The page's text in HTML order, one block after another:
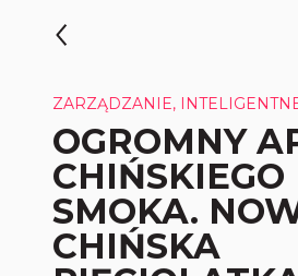
ZARZĄDZANIE,
OGROMNY
CHIŃSKIEGO
SMOKA.
CHIŃSKA